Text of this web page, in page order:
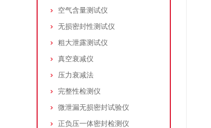
空气含量测试仪
无损密封性测试仪
粗大泄露测试仪
真空衰减仪
压力衰减法
完整性检测仪
微泄漏无损密封试验仪
正负压一体密封检测仪